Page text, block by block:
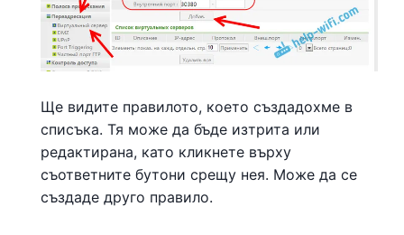
Ще видите правилото, което създадохме в
списъка. Тя може да бъде изтрита или
редактирана, като кликнете върху
съответните бутони срещу нея. Може да се
създаде друго правило.